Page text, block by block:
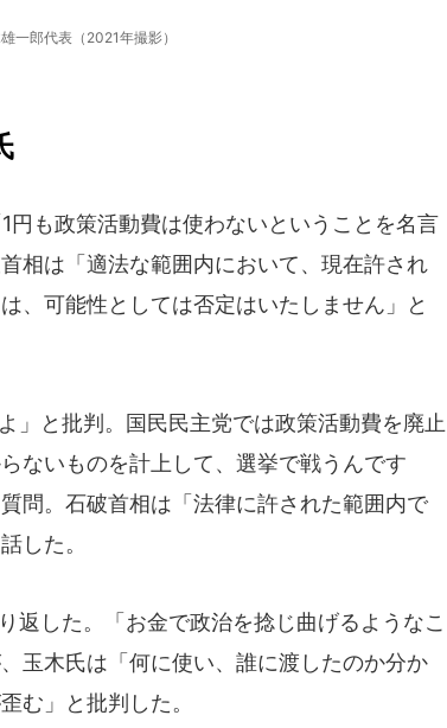
一郎代表（2021年撮影）
も政策活動費は使わないということを名言
相は「適法な範囲内において、現在許され
、可能性としては否定はいたしません」と
」と批判。国民民主党では政策活動費を廃止
ないものを計上して、選挙で戦うんです
問。石破首相は「法律に許された範囲内で
した。
した。「お金で政治を捻じ曲げるようなこ
玉木氏は「何に使い、誰に渡したのか分か
む」と批判した。